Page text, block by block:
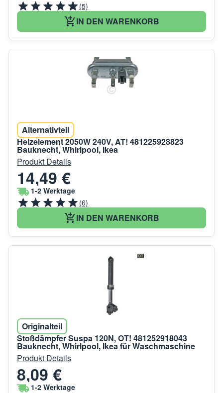
(5)
IN DEN WARENKORB
Alternativteil
Heizelement 2050W 240V, AT! 481225928823
Bauknecht, Whirlpool, Ikea
Produkt Details
14,49 €
1-2 Werktage
(6)
IN DEN WARENKORB
Originalteil
Stoßdämpfer Suspa 120N, OT! 481252918043
Bauknecht, Whirlpool, Ikea für Waschmaschine
Produkt Details
8,09 €
1-2 Werktage